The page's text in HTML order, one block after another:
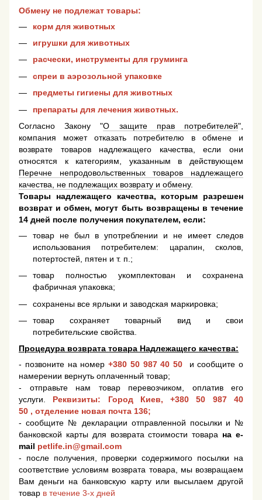
Обмену не подлежат товары:
корм для животных
игрушки для животных
расчески, инструменты для груминга
спреи в аэрозольной упаковке
предметы гигиены для животных
препараты для лечения животных.
Согласно Закону "О защите прав потребителей",
компания может отказать потребителю в обмене и
возврате товаров надлежащего качества, если они
относятся к категориям, указанным в действующем
Перечне непродовольственных товаров надлежащего
качества, не подлежащих возврату и обмену.
Товары надлежащего качества, которым разрешен
возврат и обмен, могут быть возвращены в течение
14 дней после получения покупателем, если:
товар не был в употреблении и не имеет следов
использования потребителем: царапин, сколов,
потертостей, пятен и т. п.;
товар полностью укомплектован и сохранена
фабричная упаковка;
сохранены все ярлыки и заводская маркировка;
товар сохраняет товарный вид и свои
потребительские свойства.
Процедура возврата товара Надлежащего качества:
- позвоните на номер +380 50 987 40 50
и сообщите о
намерении вернуть оплаченный товар;
- отправьте нам товар перевозчиком, оплатив его
услуги. Реквизиты: Город Киев,+380 50 987 40
50 , отделение новая почта 136;
- сообщите № декларации отправленной посылки и №
банковской карты для возврата стоимости товара на e-
mail petlife.in@gmail.com
- после получения, проверки содержимого посылки на
соответствие условиям возврата товара, мы возвращаем
Вам деньги на банковскую карту или высылаем другой
товар в течение 3-х дней